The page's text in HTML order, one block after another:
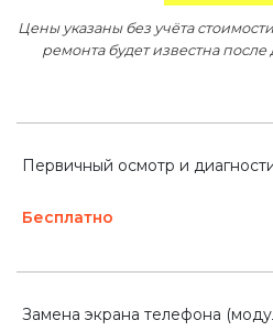
Цены указаны без учёта
ремонта будет известна после
Первичный осмотр и
Бесплатно
Замена экрана телефона